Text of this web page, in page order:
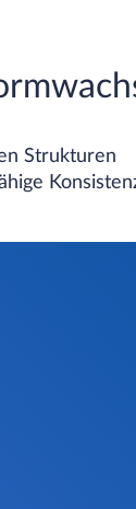
Strukturen